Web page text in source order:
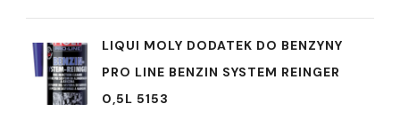
LIQUI MOLY DODATEK DO BENZYNY
PRO LINE BENZIN SYSTEM REINGER
0,5L 5153